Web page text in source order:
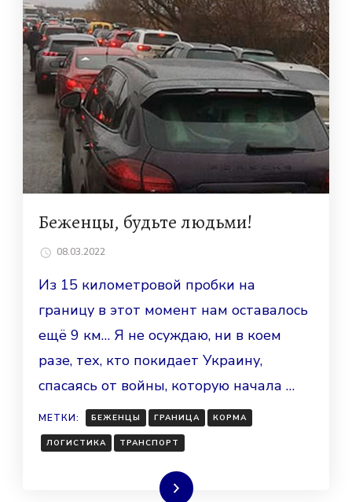
Беженцы, будьте людьми!
08.03.2022
Из 15 километровой пробки на
границу в этот момент нам оставалось
ещё 9 км… Я не осуждаю, ни в коем
разе, тех, кто покидает Украину,
спасаясь от войны, которую начала …
МЕТКИ: БЕЖЕНЦЫ ГРАНИЦА КОРМА
ЛОГИСТИКА ТРАНСПОРТ
Читать далее